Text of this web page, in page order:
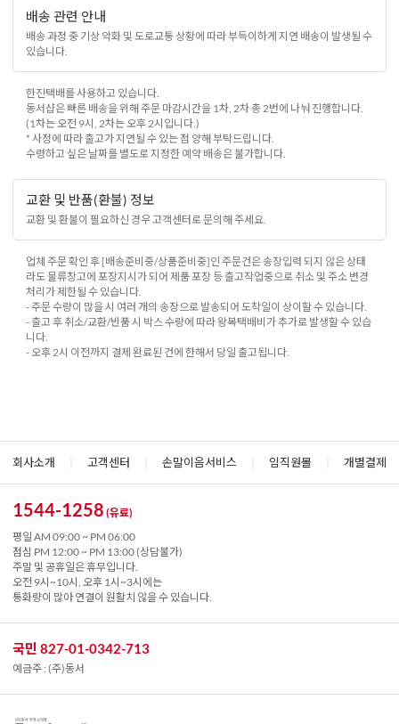
배송 관련 안내
배송 과정 중 기상 악화 및 도로교통 상황에 따라 부득이하게 지연 배송이 발생될 수
있습니다.
한진택배를 사용하고 있습니다.
동서샵은 빠른 배송을 위해 주문 마감시간을 1차, 2차 총 2번에 나눠 진행합니다.
(1차는 오전 9시, 2차는 오후 2시입니다.)
* 사정에 따라 출고가 지연될 수 있는 점 양해 부탁드립니다.
수령하고 싶은 날짜를 별도로 지정한 예약 배송은 불가합니다.
교환 및 반품(환불) 정보
교환 및 환불이 필요하신 경우 고객센터로 문의해 주세요.
업체 주문 확인 후 [배송준비중/상품준비중]인 주문건은 송장입력 되지 않은 상태
라도 물류창고에 포장지시가 되어 제품 포장 등 출고작업중으로 취소 및 주소 변경
처리가 제한될 수 있습니다.
- 주문 수량이 많을 시 여러 개의 송장으로 발송되어 도착일이 상이할 수 있습니다.
- 출고 후 취소/교환/반품 시 박스 수량에 따라 왕복택배비가 추가로 발생할 수 있습
니다.
- 오후 2시 이전까지 결제 완료된 건에 한해서 당일 출고됩니다.
회사소개 고객센터 손말이음서비스 임직원몰 개별결제
1544-1258 (유료)
평일 AM 09:00 ~ PM 06:00
점심 PM 12:00 ~ PM 13:00 (상담불가)
주말 및 공휴일은 휴무입니다.
오전 9시~10시, 오후 1시~3시에는
통화량이 많아 연결이 원활치 않을 수 있습니다.
국민 827-01-0342-713
예금주 : (주)동서